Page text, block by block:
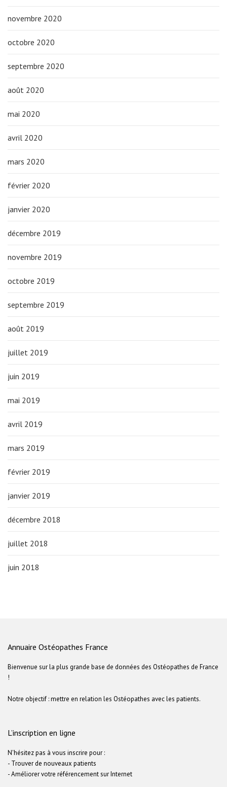
novembre 2020
octobre 2020
septembre 2020
août 2020
mai 2020
avril 2020
mars 2020
février 2020
janvier 2020
décembre 2019
novembre 2019
octobre 2019
septembre 2019
août 2019
juillet 2019
juin 2019
mai 2019
avril 2019
mars 2019
février 2019
janvier 2019
décembre 2018
juillet 2018
juin 2018
Annuaire Ostéopathes France
Bienvenue sur la plus grande base de données des Ostéopathes de France
!
Notre objectif : mettre en relation les Ostéopathes avec les patients.
L’inscription en ligne
N'hésitez pas à vous inscrire pour :
- Trouver de nouveaux patients
- Améliorer votre référencement sur Internet